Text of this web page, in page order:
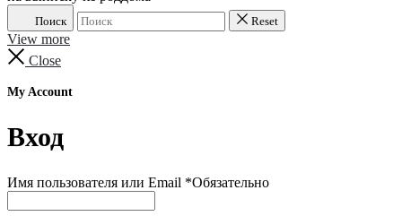
Поиск Reset
View more
Close
My Account
Вход
Имя пользователя или Email *Обязательно